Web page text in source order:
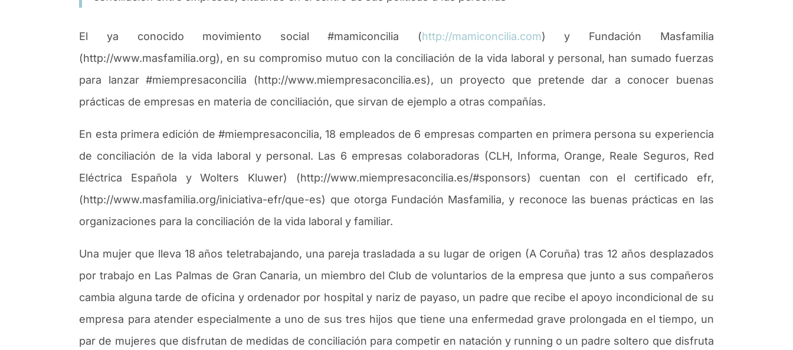
El ya conocido movimiento social #mamiconcilia (http://mamiconcilia.com) y Fundación Masfamilia
(http://www.masfamilia.org), en su compromiso mutuo con la conciliación de la vida laboral y personal, han sumado fuerzas
para lanzar #miempresaconcilia (http://www.miempresaconcilia.es), un proyecto que pretende dar a conocer buenas
prácticas de empresas en materia de conciliación, que sirvan de ejemplo a otras compañías.
En esta primera edición de #miempresaconcilia, 18 empleados de 6 empresas comparten en primera persona su experiencia
de conciliación de la vida laboral y personal. Las 6 empresas colaboradoras (CLH, Informa, Orange, Reale Seguros, Red
Eléctrica Española y Wolters Kluwer) (http://www.miempresaconcilia.es/#sponsors)
cuentan con el certificado efr,
(http://www.masfamilia.org/iniciativa-efr/que-es) que otorga Fundación Masfamilia, y reconoce las buenas prácticas en las
organizaciones para la conciliación de la vida laboral y familiar.
Una mujer que lleva 18 años teletrabajando, una pareja trasladada a su lugar de origen (A Coruña) tras 12 años desplazados
por trabajo en Las Palmas de Gran Canaria, un miembro del Club de voluntarios de la empresa que junto a sus compañeros
cambia alguna tarde de oficina y ordenador por hospital y nariz de payaso, un padre que recibe el apoyo incondicional de su
empresa para atender especialmente a uno de sus tres hijos que tiene una enfermedad grave prolongada en el tiempo, un
par de mujeres que disfrutan de medidas de conciliación para competir en natación y running o un padre soltero que disfruta